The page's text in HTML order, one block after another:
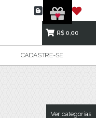
R$ 0,00
CADASTRE-SE
Ver categorias